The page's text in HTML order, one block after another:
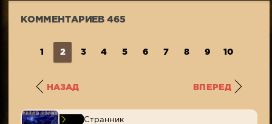
КОММЕНТАРИЕВ 465
1 2 3 4 5 6 7 8 9 10
НАЗАД ВПЕРЕД
Странник